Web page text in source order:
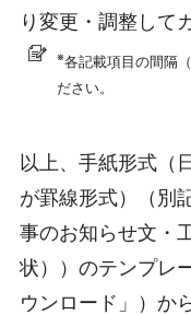
り変更・調整して
※各記載項目の間隔
ださい。
以上、手紙形式（
が罫線形式）（別
事のお知らせ文・
状））のテンプレ
ウンロード」）か